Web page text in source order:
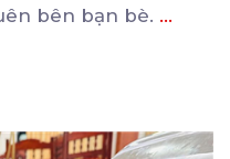
bên bạn bè. ...